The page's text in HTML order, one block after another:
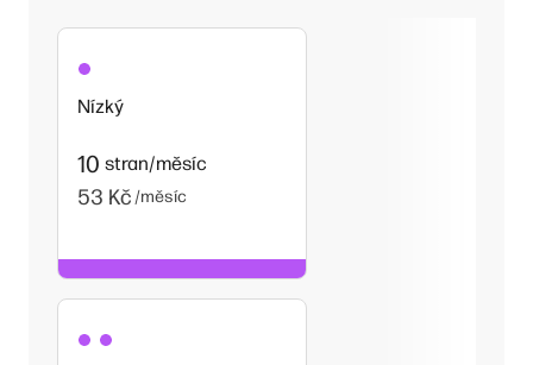
Nízký
10 stran/měsíc
53 Kč /měsíc